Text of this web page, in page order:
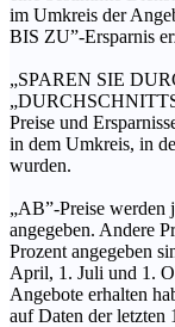
im Umkreis der
BIS ZU”-Ersparnis
„SPAREN SIE
Preise und
in dem Umkreis, in
wurden.
„AB”-Preise werden
angegeben. Andere
Prozent angegeben
April, 1. Juli und 1.
Angebote erhalten
auf Daten der letzten